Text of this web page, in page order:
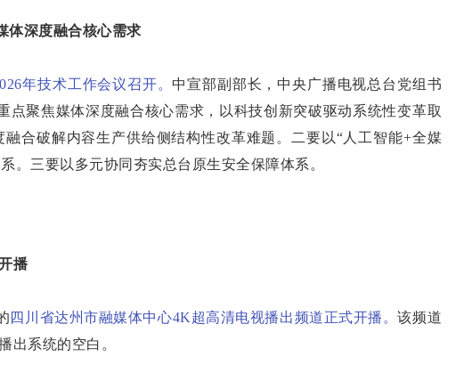
深度融合核心需求
年技术工作会议召开。 中宣部副部长，中央广播电视总台党组书
点聚焦媒体深度融合核心需求，以科技创新突破驱动系统性变革取
合破解内容生产供给侧结构性改革难题。二要以“人工智能+全媒
。三要以多元协同夯实总台原生安全保障体系。
播
四川省达州市融媒体中心4K超高清电视播出频道正式开播。该频道
出系统的空白。